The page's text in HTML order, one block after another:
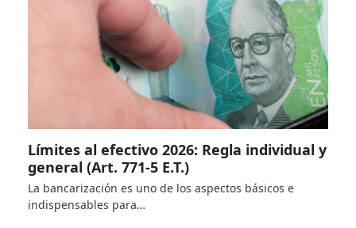
Límites al efectivo 2026: Regla individual y
general (Art. 771-5 E.T.)
La bancarización es uno de los aspectos básicos e
indispensables para…